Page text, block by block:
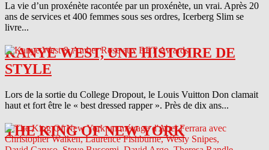
La vie d’un proxénète racontée par un proxénète, un vrai. Après 20
ans de services et 400 femmes sous ses ordres, Icerberg Slim se
livre...
KANYE WEST, UNE HISTOIRE DE
STYLE
Lors de la sortie du College Dropout, le Louis Vuitton Don clamait
haut et fort être le « best dressed rapper ». Près de dix ans...
THE KING OF NEW YORK